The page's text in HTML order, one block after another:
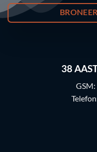
38
GSM: